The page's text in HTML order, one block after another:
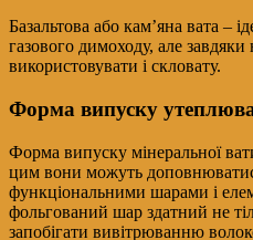
Базальтова або кам’яна вата –
газового димоходу, але
використовувати і скловату.
Форма випуску
Форма випуску мінеральної
цим вони можуть
функціональними шарами і
фольгований шар здатний не
запобігати вивітрюванню